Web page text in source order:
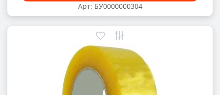
Арт: БУ0000000304